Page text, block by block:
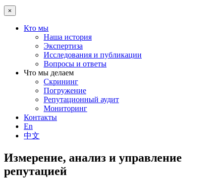
×
Кто мы
Наша история
Экспертиза
Исследования и публикации
Вопросы и ответы
Что мы делаем
Скрининг
Погружение
Репутационный аудит
Мониторинг
Контакты
En
中文
Измерение, анализ и управление
репутацией